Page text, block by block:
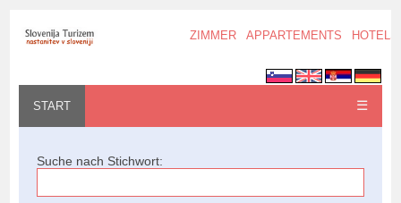
ZIMMER APPARTEMENTS HOTELS
START ☰
Suche nach Stichwort: